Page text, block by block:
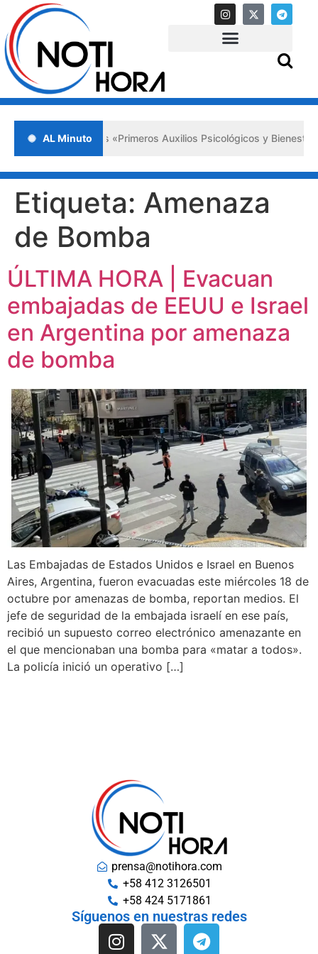
AL Minuto
en Lara impulsa los «Primeros Auxilios Psicológicos y Bienestar
Etiqueta: Amenaza
de Bomba
ÚLTIMA HORA | Evacuan
embajadas de EEUU e Israel
en Argentina por amenaza
de bomba
Las Embajadas de Estados Unidos e Israel en Buenos
Aires, Argentina, fueron evacuadas este miércoles 18 de
octubre por amenazas de bomba, reportan medios. El
jefe de seguridad de la embajada israelí en ese país,
recibió un supuesto correo electrónico amenazante en
el que mencionaban una bomba para «matar a todos».
La policía inició un operativo […]
prensa@notihora.com
+58 412 3126501
+58 424 5171861
Síguenos en nuestras redes